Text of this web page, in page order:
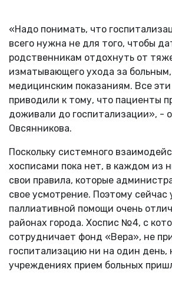
«Надо понимать, что
всего нужна не для того, чтобы
родственникам отдохнуть от
изматывающего ухода за
медицинским показаниям. Все
приводили к тому, что пациенты
доживали до госпитализации», -
Овсянникова.
Поскольку системного
хосписами пока нет, в каждом из
свои правила, которые
свое усмотрение. Поэтому сейчас
паллиативной помощи очень
районах города. Хоспис №4, с
сотрудничает фонд «Вера», не
госпитализацию ни на один день,
учреждениях прием больных